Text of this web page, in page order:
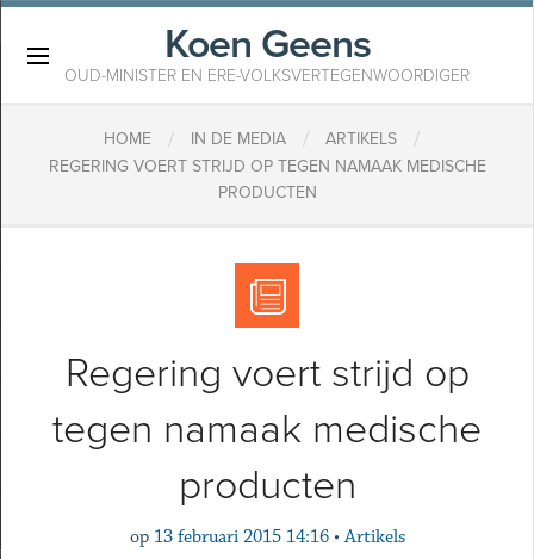
Koen Geens
OUD-MINISTER EN ERE-VOLKSVERTEGENWOORDIGER
HOME / IN DE MEDIA / ARTIKELS /
REGERING VOERT STRIJD OP TEGEN NAMAAK MEDISCHE
PRODUCTEN
Regering voert strijd op
tegen namaak medische
producten
op 13 februari 2015 14:16 • Artikels